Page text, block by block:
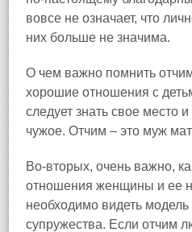
вовсе не означает, что
них больше не значима.
О чем важно помнить
хорошие отношения с
следует знать свое место
чужое. Отчим – это муж
Во-вторых, очень важно,
отношения женщины и ее
необходимо видеть модель
супружества. Если отчим